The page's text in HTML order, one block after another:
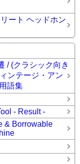
ート ヘッドホン
/ (クラシック向き
ンテージ・アン
語集
- Result -
& Borrowable